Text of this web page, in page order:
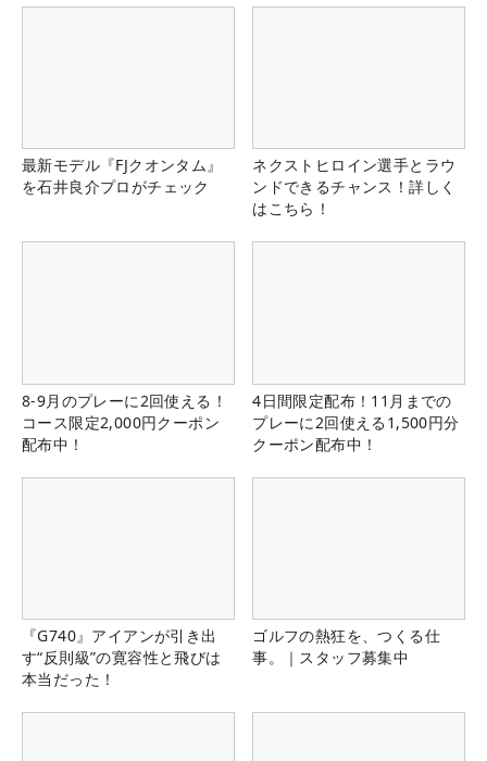
最新モデル『FJクオンタム』
を石井良介プロがチェック
ネクストヒロイン選手とラウ
ンドできるチャンス！詳しく
はこちら！
8-9月のプレーに2回使える！
コース限定2,000円クーポン
配布中！
4日間限定配布！11月までの
プレーに2回使える1,500円分
クーポン配布中！
『G740』アイアンが引き出
す“反則級”の寛容性と飛びは
本当だった！
ゴルフの熱狂を、つくる仕
事。｜スタッフ募集中